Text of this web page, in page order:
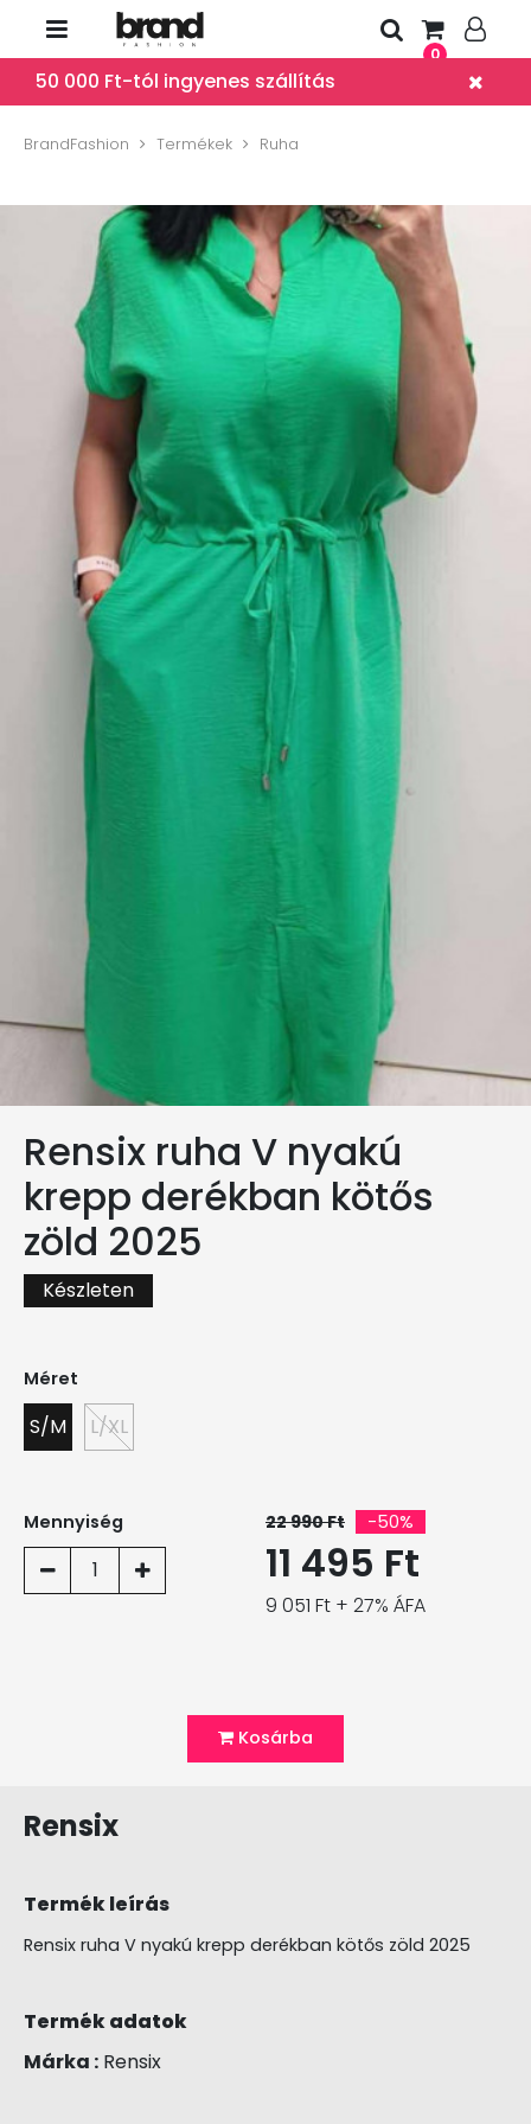
0
50 000 Ft-tól ingyenes szállítás
BrandFashion Termékek Ruha
Rensix ruha V nyakú
krepp derékban kötős
zöld 2025
Készleten
Méret
S/M L/XL
Mennyiség
1
22 990 Ft -50%
11 495 Ft
9 051 Ft + 27% ÁFA
Kosárba
Rensix
Termék leírás
Rensix ruha V nyakú krepp derékban kötős zöld 2025
Termék adatok
Márka : Rensix